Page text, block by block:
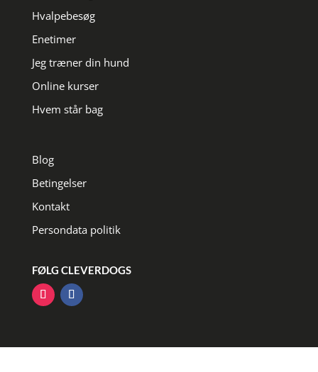
Hvalpebesøg
Enetimer
Jeg træner din hund
Online kurser
Hvem står bag
Blog
Betingelser
Kontakt
Persondata politik
FØLG CLEVERDOGS